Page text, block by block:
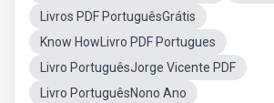
Livros PDF PortuguêsGrátis
Know HowLivro PDF Portugues
Livro PortuguêsJorge Vicente PDF
Livro PortuguêsNono Ano